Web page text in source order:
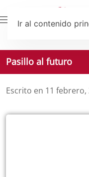
Ir al contenido
Pasillo al futuro
Escrito en 11 febrero,